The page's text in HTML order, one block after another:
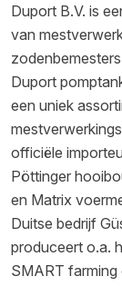
Duport B.V. is
van
Duport
een uniek
officiële
Pöttinger
en Matrix
Duitse bedrijf
produceert o.a.
SMART